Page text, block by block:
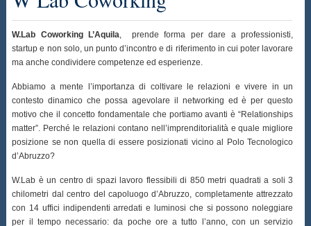
W.Lab Coworking L’Aquila, prende forma per dare a professionisti,
startup e non solo, un punto d’incontro e di riferimento in cui poter lavorare
ma anche condividere competenze ed esperienze.
Abbiamo a mente l’importanza di coltivare le relazioni e vivere in un
contesto dinamico che possa agevolare il networking ed è per questo
motivo che il concetto fondamentale che portiamo avanti è “Relationships
matter”. Perché le relazioni contano nell’imprenditorialità e quale migliore
posizione se non quella di essere posizionati vicino al Polo Tecnologico
d’Abruzzo?
W.Lab è un centro di spazi lavoro flessibili di 850 metri quadrati a soli 3
chilometri dal centro del capoluogo d’Abruzzo, completamente attrezzato
con 14 uffici indipendenti arredati e luminosi che si possono noleggiare
per il tempo necessario: da poche ore a tutto l’anno, con un servizio